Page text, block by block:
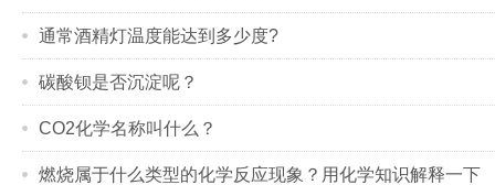
通常酒精灯温度能达到多少度?
碳酸钡是否沉淀呢？
CO2化学名称叫什么？
燃烧属于什么类型的化学反应现象？用化学知识解释一下